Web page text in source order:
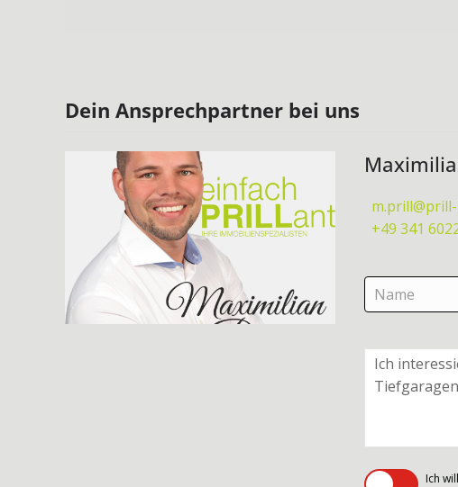
Dein Ansprechpartner bei uns
+49 341
Ich